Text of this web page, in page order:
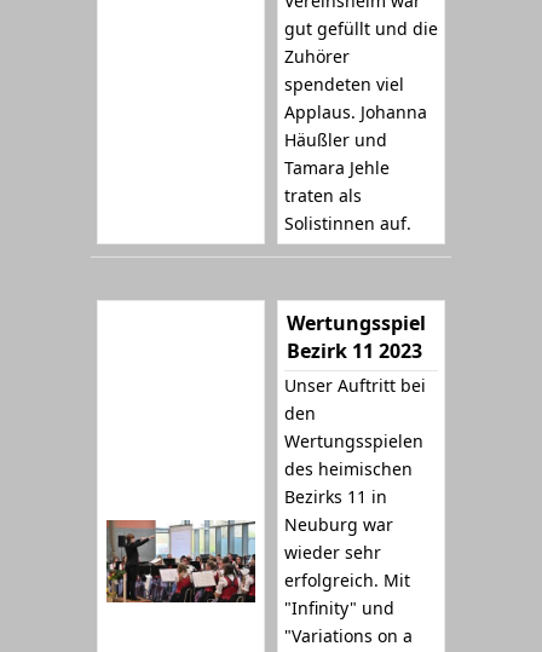
gut gefüllt und die
Zuhörer
spendeten viel
Applaus. Johanna
Häußler und
Tamara Jehle
traten als
Solistinnen auf.
Wertungsspiel
Bezirk 11 2023
Unser Auftritt bei
den
Wertungsspielen
des heimischen
Bezirks 11 in
Neuburg war
wieder sehr
erfolgreich. Mit
"Infinity" und
"Variations on a